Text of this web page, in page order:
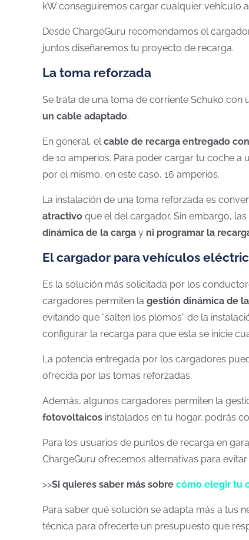
kW conseguiremos cargar cualquier vehículo a
Desde ChargeGuru recomendamos el
juntos diseñaremos tu proyecto de recarga.
La toma reforzada
Se trata de una toma de corriente Schuko con
un cable adaptado.
En general, elcable de recarga entregado
de 10 amperios. Para poder cargar tu coche a
por el mismo, en este caso, 16 amperios.
La instalación de una toma reforzada es
atractivo que el del cargador. Sin embargo,
dinámica de la carga y ni programar la
El cargador para vehículos
Es la solución más solicitada por los
cargadores permiten la gestión dinámica de
evitando que “salten los plomos” de la
configurar la recarga para que esta se inicie
La potencia entregada por los cargadores
ofrecida por las tomas reforzadas.
Además, algunos cargadores permiten la
fotovoltaicos instalados en tu hogar, podrás
Para los usuarios de puntos de recarga en
ChargeGuru ofrecemos alternativas para
>>Si quieres saber más sobre cómo elegir tu
Para saber qué solución se adapta más a tus
técnica para ofrecerte un presupuesto que